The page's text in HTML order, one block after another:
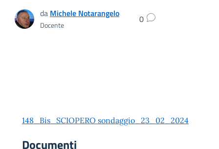
da Michele Notarangelo
Docente 0
148_Bis_SCIOPERO sondaggio_23_02_2024
Documenti